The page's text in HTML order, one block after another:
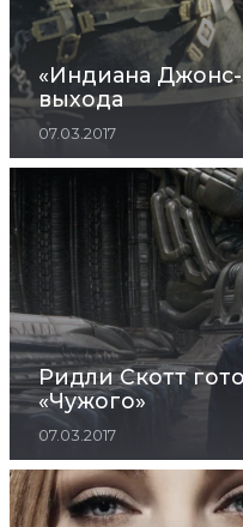
«Индиана Джонс-
выхода
07.03.2017
Ридли Скотт
«Чужого»
07.03.2017